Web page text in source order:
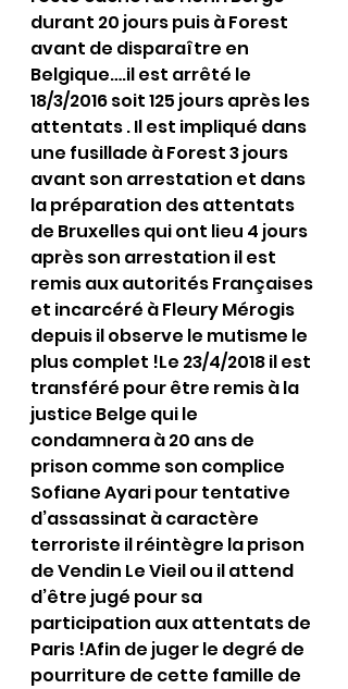
durant 20 jours puis à Forest
avant de disparaître en
Belgique….il est arrêté le
18/3/2016 soit 125 jours après les
attentats . Il est impliqué dans
une fusillade à Forest 3 jours
avant son arrestation et dans
la préparation des attentats
de Bruxelles qui ont lieu 4 jours
après son arrestation il est
remis aux autorités Françaises
et incarcéré à Fleury Mérogis
depuis il observe le mutisme le
plus complet !Le 23/4/2018 il est
transféré pour être remis à la
justice Belge qui le
condamnera à 20 ans de
prison comme son complice
Sofiane Ayari pour tentative
d’assassinat à caractère
terroriste il réintègre la prison
de Vendin Le Vieil ou il attend
d’être jugé pour sa
participation aux attentats de
Paris !Afin de juger le degré de
pourriture de cette famille de